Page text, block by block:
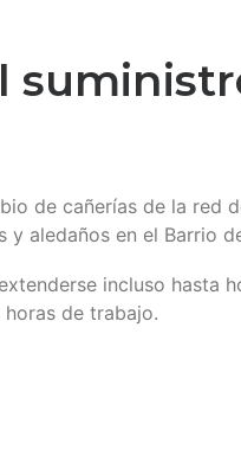
de cañerías de la red
y aledaños en el Barrio
incluso hasta
de trabajo.